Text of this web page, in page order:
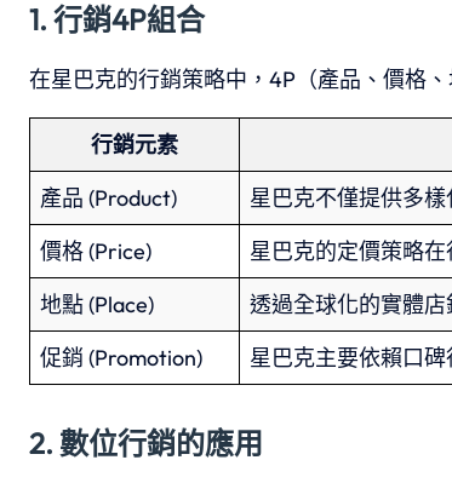
1. 行銷4P組合
在星巴克的行銷策略中，4P（產品、價格
行銷元素
產品 (Product)
星巴克不僅提供多
價格 (Price)
星巴克的定價策略
地點 (Place)
透過全球化的實體
促銷 (Promotion)
星巴克主要依賴口
2. 數位行銷的應用